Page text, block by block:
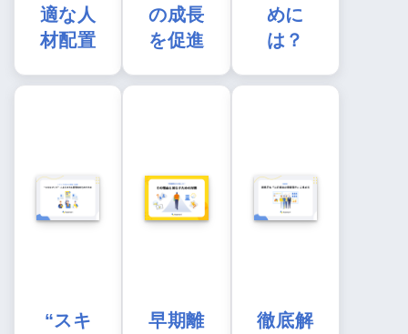
適な人
材配置
の成長
を促進
めに
は？
“スキ
早期離
徹底解